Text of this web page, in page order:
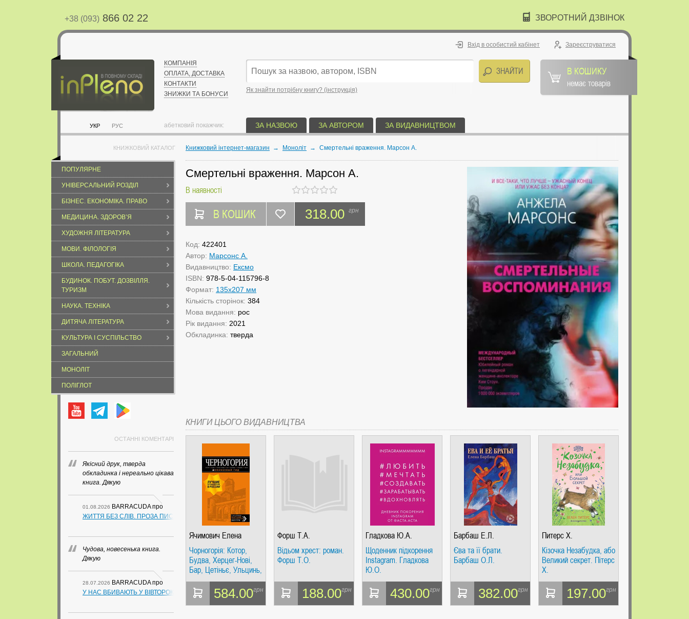
+38 (093) 866 02 22 ЗВОРОТНИЙ ДЗВІНОК
УКР РУС
КОМПАНІЯ
ОПЛАТА, ДОСТАВКА
КОНТАКТИ
ЗНИЖКИ ТА БОНУСИ
Вхід в особистий кабінет Зареєструватися
Як знайти потрібну книгу? (інструкція)
В КОШИКУ
немає товарів
абетковий покажчик: ЗА НАЗВОЮ ЗА АВТОРОМ ЗА ВИДАВНИЦТВОМ
КНИЖКОВИЙ КАТАЛОГ
ПОПУЛЯРНЕ
УНІВЕРСАЛЬНИЙ РОЗДІЛ
БІЗНЕС. ЕКОНОМІКА. ПРАВО
МЕДИЦИНА. ЗДОРОВ’Я
ХУДОЖНЯ ЛІТЕРАТУРА
МОВИ. ФІЛОЛОГІЯ
ШКОЛА. ПЕДАГОГІКА
БУДИНОК. ПОБУТ. ДОЗВІЛЛЯ.
ТУРИЗМ
НАУКА. ТЕХНІКА
ДИТЯЧА ЛІТЕРАТУРА
КУЛЬТУРА І СУСПІЛЬСТВО
ЗАГАЛЬНИЙ
МОНОЛІТ
ПОЛІГЛОТ
ОСТАННІ КОМЕНТАРІ
Якісний друк, тверда
обкладинка і нереально цікава
книга. Дякую
01.08.2026 BARRACUDAпро
ЖИТТЯ БЕЗ СЛІВ. ПРОЗА ПИСЬМЕННИКІВ ІЗ ГУАНСІ. ГІПЕРІОН
Чудова, новесенька книга.
Дякую
28.07.2026 BARRACUDAпро
У НАС ВБИВАЮТЬ У ВІВТОРОК. СЛАПОВСЬКИЙ О.І. ЧАС
Книжковий інтернет-магазин → Моноліт → Смертельні враження. Марсон А.
Смертельні враження. Марсон А.
В наявності
В КОШИК 318.00 грн
Код: 422401
Автор: Марсонс А.
Видавництво: Ексмо
ISBN: 978-5-04-115796-8
Формат: 135х207 мм
Кількість сторінок: 384
Мова видання: рос
Рік видання: 2021
Обкладинка: тверда
КНИГИ ЦЬОГО ВИДАВНИЦТВА
Ячимович Елена
Чорногорія: Котор,
Будва, Херцег-Нові,
Бар, Цетіньє, Ульцинь,
Тіват. Путівник з
детальною картою
міста всередині.
Помаранчевий гід
584.00грн
Форш Т.А.
Відьом хрест: роман.
Форш Т.О.
188.00грн
Гладкова Ю.А.
Щоденник підкорення
Instagram. Гладкова
Ю.О.
430.00грн
Барбаш Е.Л.
Єва та її брати.
Барбаш О.Л.
382.00грн
Питерс Х.
Кізочка Незабудка, або
Великий секрет. Пітерс
Х.
197.00грн